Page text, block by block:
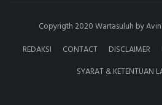
Copyrigth 2020 Wartasuluh by
REDAKSI
CONTACT DISCLAIMER
SYARAT & KETENTUAN